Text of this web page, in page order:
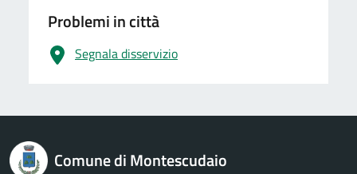
Problemi in città
Segnala disservizio
logo Unione Europea
Comune di Montescudaio